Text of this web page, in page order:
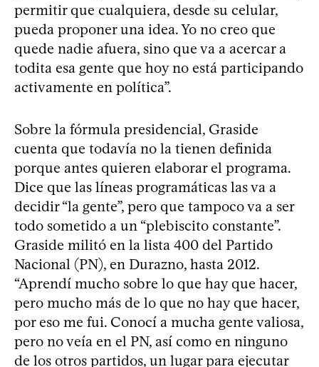
permitir que cualquiera, desde su celular,
pueda proponer una idea. Yo no creo que
quede nadie afuera, sino que va a acercar a
todita esa gente que hoy no está participando
activamente en política”.
Sobre la fórmula presidencial, Graside
cuenta que todavía no la tienen definida
porque antes quieren elaborar el programa.
Dice que las líneas programáticas las va a
decidir “la gente”, pero que tampoco va a ser
todo sometido a un “plebiscito constante”.
Graside militó en la lista 400 del Partido
Nacional (PN), en Durazno, hasta 2012.
“Aprendí mucho sobre lo que hay que hacer,
pero mucho más de lo que no hay que hacer,
por eso me fui. Conocí a mucha gente valiosa,
pero no veía en el PN, así como en ninguno
de los otros partidos, un lugar para ejecutar